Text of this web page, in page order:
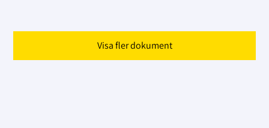
Visa fler dokument